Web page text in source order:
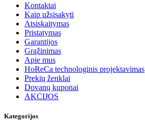
Kontaktai
Kaip užsisakyti
Atsiskaitymas
Pristatymas
Garantijos
Grąžinimas
Apie mus
HoReCa technologinis projektavimas
Prekių ženklai
Dovanų kuponai
AKCIJOS
Kategorijos